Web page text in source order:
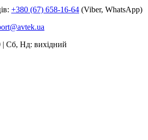
+380 (67) 658-16-64 (Viber, WhatsApp)
Сб, Нд: вихідний